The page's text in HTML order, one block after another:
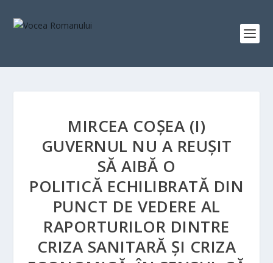
MIRCEA COȘEA (I)
GUVERNUL NU A REUȘIT
SĂ AIBĂ O
POLITICĂ ECHILIBRATĂ DIN
PUNCT DE VEDERE AL
RAPORTURILOR DINTRE
CRIZA SANITARĂ ȘI CRIZA